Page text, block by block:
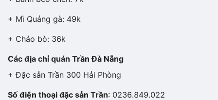
+ Mì Quảng gà: 49k
+ Cháo bò: 36k
Các địa chỉ quán Trần Đà Nẵng
+ Đặc sản Trần 300 Hải Phòng
Số điện thoại đặc sản Trần: 0236.849.022